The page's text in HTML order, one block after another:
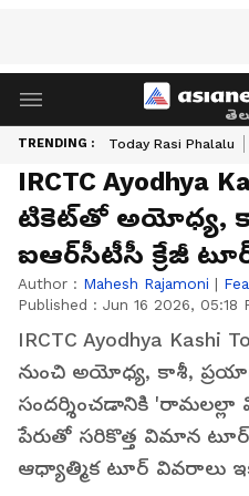
TRENDING : Today Rasi Phalalu
IRCTC Ayodhya
టికెట్‌తో అయోధ్య,
ఐఆర్‌సీటీసీ క్రేజీ
Author : Mahesh Rajamoni |
Published : Jun 16 2026, 05:18
IRCTC Ayodhya
నుంచి అయోధ్య, కాశీ,
సందర్శించడానికి 'రామలల్లా
పేరుతో సరికొత్త విమాన
ఆధ్యాత్మిక టూర్ వివరాలు